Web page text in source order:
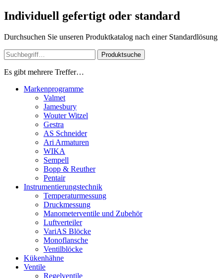
Individuell gefertigt oder standard
Durchsuchen Sie unseren Produktkatalog nach einer
Produktsuche
Es gibt mehrere Treffer…
Markenprogramme
Valmet
Jamesbury
Wouter Witzel
Gestra
AS Schneider
Ari Armaturen
WIKA
Sempell
Bopp & Reuther
Pentair
Instrumentierungs­technik
Temperaturmessung
Druckmessung
Manometerventile und Zubehör
Luftverteiler
VariAS Blöcke
Monoflansche
Ventilblöcke
Kükenhähne
Ventile
Regelventile